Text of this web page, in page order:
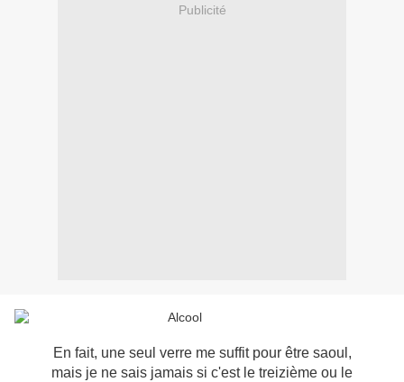
Publicité
En fait, une seul verre me suffit pour être saoul,
mais je ne sais jamais si c'est le treizième ou le